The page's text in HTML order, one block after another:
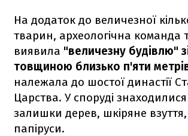
На додаток до величезної
тварин, археологічна команда
виявила "величезну будівлю"
товщиною близько п'яти
належала до шостої династії
Царства. У споруді знаходилися
залишки дерев, шкіряне взуття,
папіруси.